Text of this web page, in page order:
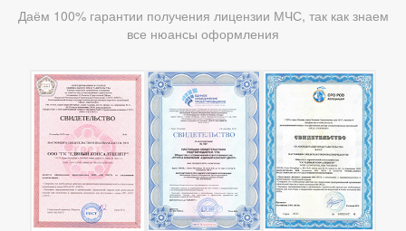
Даём 100% гарантии получения лицензии МЧС, так как знаем
все нюансы оформления